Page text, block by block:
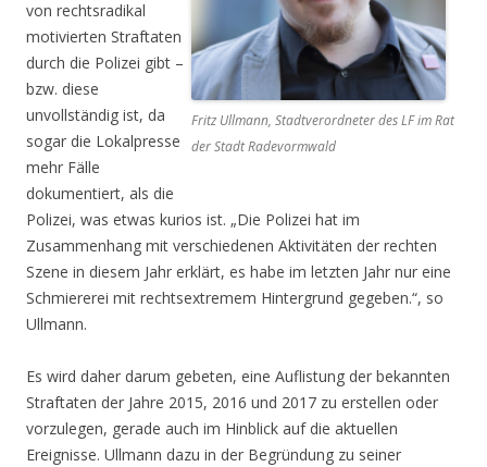
Fritz Ullmann, Stadtverordneter des LF im Rat
der Stadt Radevormwald
von rechtsradikal
motivierten Straftaten
durch die Polizei gibt –
bzw. diese
unvollständig ist, da
sogar die Lokalpresse
mehr Fälle
dokumentiert, als die
Polizei, was etwas kurios ist. „Die Polizei hat im
Zusammenhang mit verschiedenen Aktivitäten der rechten
Szene in diesem Jahr erklärt, es habe im letzten Jahr nur eine
Schmiererei mit rechtsextremem Hintergrund gegeben.“, so
Ullmann.
Es wird daher darum gebeten, eine Auflistung der bekannten
Straftaten der Jahre 2015, 2016 und 2017 zu erstellen oder
vorzulegen, gerade auch im Hinblick auf die aktuellen
Ereignisse. Ullmann dazu in der Begründung zu seiner